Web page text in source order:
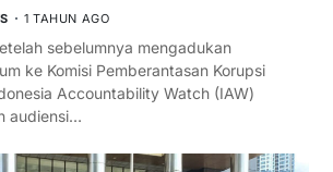
1 TAHUN AGO
sebelumnya mengadukan
ke Komisi Pemberantasan Korupsi
Accountability Watch (IAW)
audiensi…